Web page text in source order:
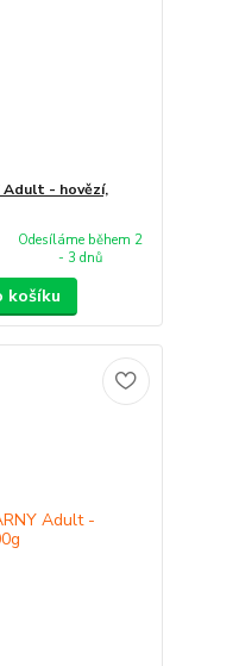
Adult - hovězí,
Odesíláme během 2
- 3 dnů
košíku